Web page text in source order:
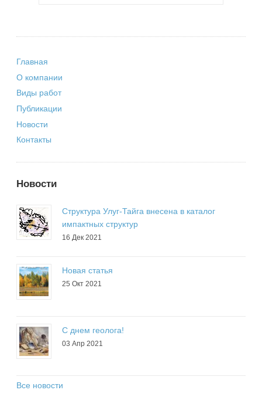
Главная
О компании
Виды работ
Публикации
Новости
Контакты
Новости
Структура Улуг-Тайга внесена в каталог
импактных структур
16 Дек 2021
Новая статья
25 Окт 2021
С днем геолога!
03 Апр 2021
Все новости